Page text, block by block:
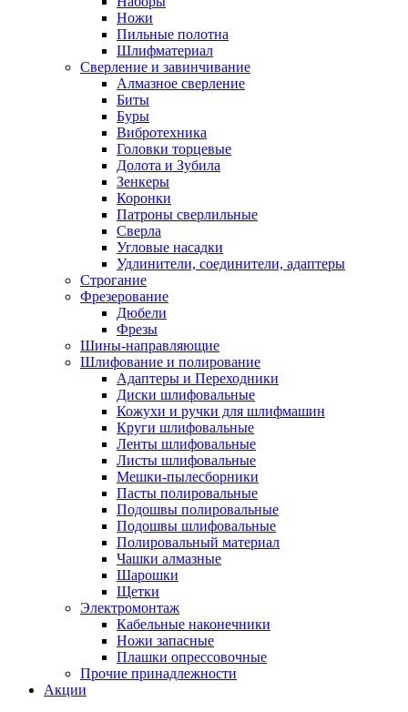
Ножи
Пильные полотна
Шлифматериал
Сверление и завинчивание
Алмазное сверление
Биты
Буры
Вибротехника
Головки торцевые
Долота и Зубила
Зенкеры
Коронки
Патроны сверлильные
Сверла
Угловые насадки
Удлинители, соединители, адаптеры
Строгание
Фрезерование
Дюбели
Фрезы
Шины-направляющие
Шлифование и полирование
Адаптеры и Переходники
Диски шлифовальные
Кожухи и ручки для шлифмашин
Круги шлифовальные
Ленты шлифовальные
Листы шлифовальные
Мешки-пылесборники
Пасты полировальные
Подошвы полировальные
Подошвы шлифовальные
Полировальный материал
Чашки алмазные
Шарошки
Щетки
Электромонтаж
Кабельные наконечники
Ножи запасные
Плашки опрессовочные
Прочие принадлежности
Акции